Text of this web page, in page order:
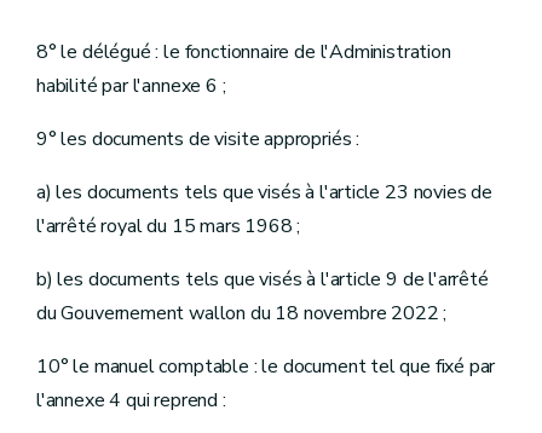
8° le délégué : le fonctionnaire de l'Administration
habilité par l'annexe 6 ;
9° les documents de visite appropriés :
a) les documents tels que visés à l'article 23 novies de
l'arrêté royal du 15 mars 1968 ;
b) les documents tels que visés à l'article 9 de l'arrêté
du Gouvernement wallon du 18 novembre 2022 ;
10° le manuel comptable : le document tel que fixé par
l'annexe 4 qui reprend :